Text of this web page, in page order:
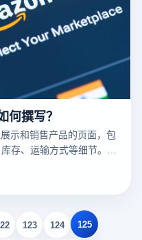
撰写？
示和销售产品的页面，包
存、运输方式等细节。一
潜在买家，增加销量。以
包括什么？如何撰写？
123 124 125